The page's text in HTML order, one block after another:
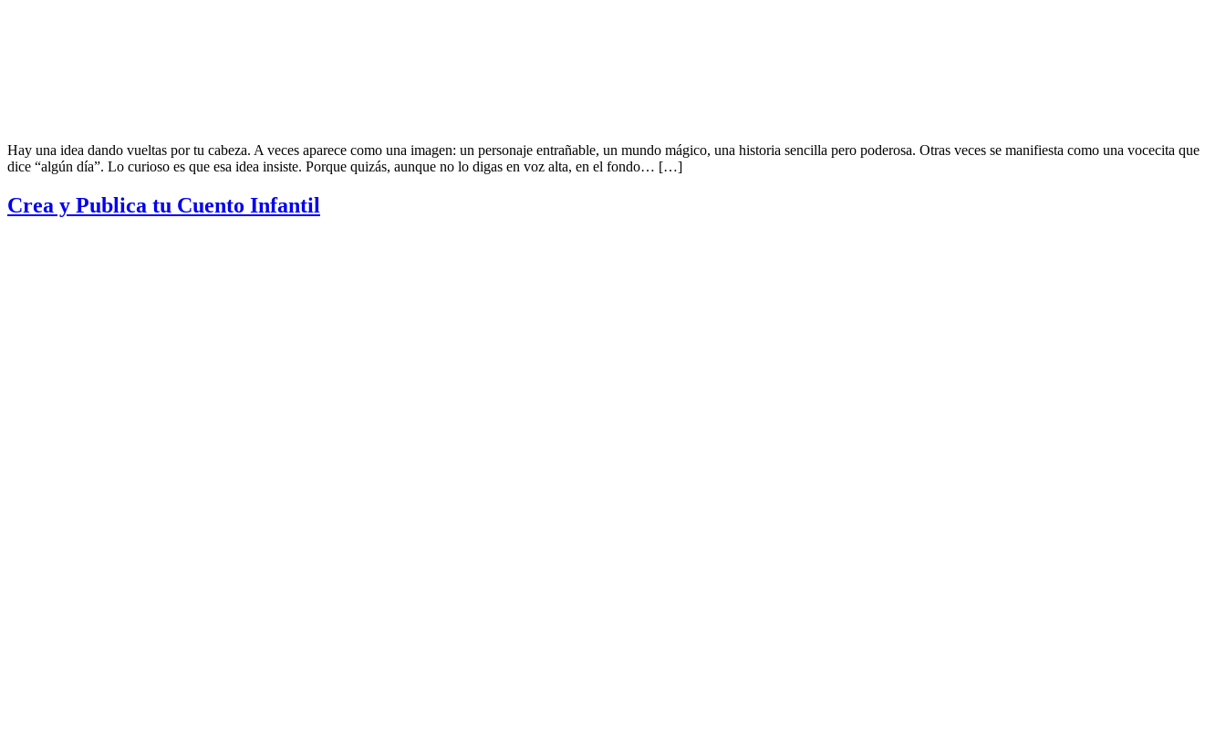
Hay una idea dando vueltas por tu cabeza. A veces aparece como una imagen: un personaje entrañable, un mundo mágico, una historia sencilla pero poderosa. Otras veces se manifiesta como una vocecita que
dice “algún día”. Lo curioso es que esa idea insiste. Porque quizás, aunque no lo digas en voz alta, en el fondo… […]
Crea y Publica tu Cuento Infantil